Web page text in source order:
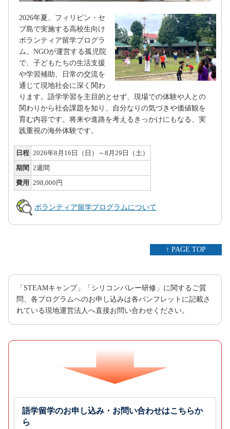
2026年夏、フィリピン・セ
ブ島で実施する高校生向け
ボランティア留学プログラ
ム。NGOが運営する孤児院
で、子どもたちの生活支援
や学習補助、日常の交流を
通じて現地社会に深く関わ
ります。語学学習を主目的とせず、現場での体験や人との
関わりから社会課題を知り、自分なりの気づきや価値観を
育む内容です。将来や進路を考えるきっかけにもなる、実
践重視の海外体験です。
日程 2026年8月16日（日）～8月29日（土）
期間 2週間
費用 298,000円
ボランティア留学プログラムについて
↑ PAGE TOP
「STEAMキャンプ」「シリコンバレー研修」に関するご質
問、各プログラムへのお申し込みは各パンフレットに記載さ
れている現地運営法人へ直接お問い合わせください。
語学留学のお申し込み・お問い合わせはこちらか
ら